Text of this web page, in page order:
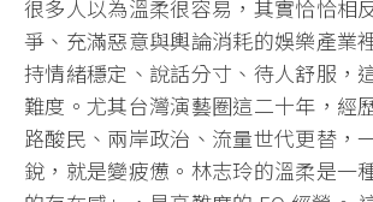
很多人以為溫柔很容易，其實恰恰相
爭、充滿惡意與輿論消耗的娛樂產業
持情緒穩定、說話分寸、待人舒服，
難度。尤其台灣演藝圈這二十年，經
路酸民、兩岸政治、流量世代更替，
銳，就是變疲憊。林志玲的溫柔是一